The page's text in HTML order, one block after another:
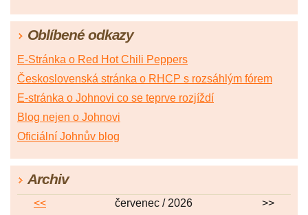
Oblíbené odkazy
E-Stránka o Red Hot Chili Peppers
Československá stránka o RHCP s rozsáhlým fórem
E-stránka o Johnovi co se teprve rozjíždí
Blog nejen o Johnovi
Oficiální Johnův blog
Archiv
<< červenec / 2026 >>